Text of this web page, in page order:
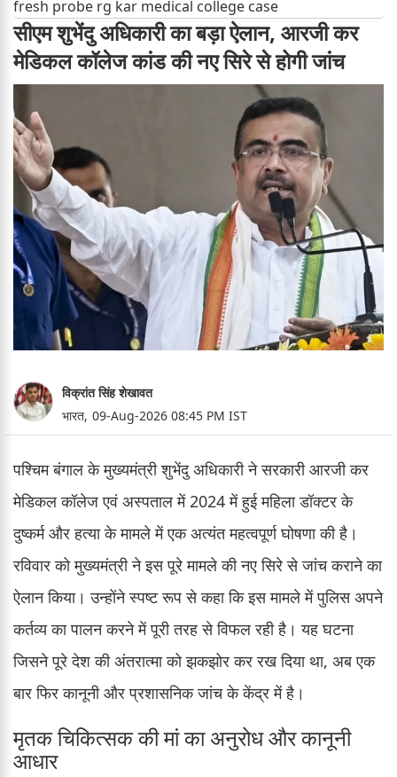
fresh probe rg kar medical college case
सीएम शुभेंदु अधिकारी का बड़ा ऐलान, आरजी कर
मेडिकल कॉलेज कांड की नए सिरे से होगी जांच
विक्रांत सिंह शेखावत
भारत, 09-Aug-2026 08:45 PM IST
पश्चिम बंगाल के मुख्यमंत्री शुभेंदु अधिकारी ने सरकारी आरजी कर
मेडिकल कॉलेज एवं अस्पताल में 2024 में हुई महिला डॉक्टर के
दुष्कर्म और हत्या के मामले में एक अत्यंत महत्वपूर्ण घोषणा की है।
रविवार को मुख्यमंत्री ने इस पूरे मामले की नए सिरे से जांच कराने का
ऐलान किया। उन्होंने स्पष्ट रूप से कहा कि इस मामले में पुलिस अपने
कर्तव्य का पालन करने में पूरी तरह से विफल रही है। यह घटना
जिसने पूरे देश की अंतरात्मा को झकझोर कर रख दिया था, अब एक
बार फिर कानूनी और प्रशासनिक जांच के केंद्र में है।
मृतक चिकित्सक की मां का अनुरोध और कानूनी
आधार